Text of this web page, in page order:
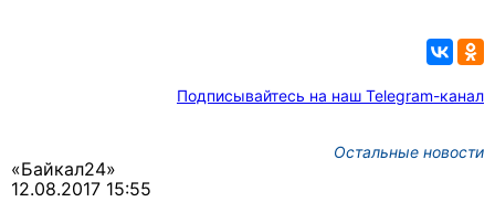
Подписывайтесь на наш Telegram-канал
Остальные новости
«Байкал24»
12.08.2017 15:55